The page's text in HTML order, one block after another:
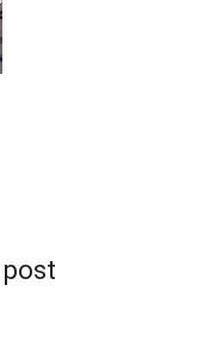
post